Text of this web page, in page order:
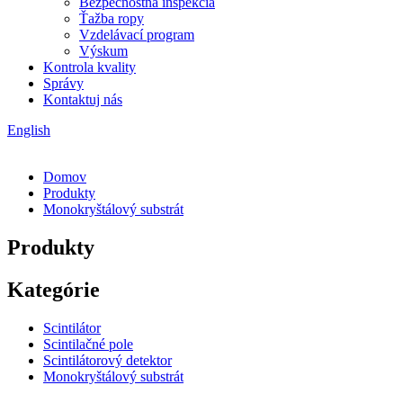
Ťažba ropy
Vzdelávací program
Výskum
Kontrola kvality
Správy
Kontaktuj nás
English
Domov
Produkty
Monokryštálový substrát
Produkty
Kategórie
Scintilátor
Scintilačné pole
Scintilátorový detektor
Monokryštálový substrát